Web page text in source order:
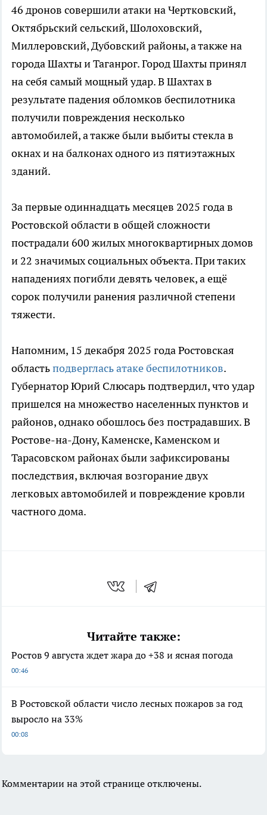
46 дронов совершили атаки на Чертковский,
Октябрьский сельский, Шолоховский,
Миллеровский, Дубовский районы, а также на
города Шахты и Таганрог. Город Шахты принял
на себя самый мощный удар. В Шахтах в
результате падения обломков беспилотника
получили повреждения несколько
автомобилей, а также были выбиты стекла в
окнах и на балконах одного из пятиэтажных
зданий.
За первые одиннадцать месяцев 2025 года в
Ростовской области в общей сложности
пострадали 600 жилых многоквартирных домов
и 22 значимых социальных объекта. При таких
нападениях погибли девять человек, а ещё
сорок получили ранения различной степени
тяжести.
Напомним, 15 декабря 2025 года Ростовская
областьподверглась атаке беспилотников.
Губернатор Юрий Слюсарь подтвердил, что удар
пришелся на множество населенных пунктов и
районов, однако обошлось без пострадавших. В
Ростове-на-Дону, Каменске, Каменском и
Тарасовском районах были зафиксированы
последствия, включая возгорание двух
легковых автомобилей и повреждение кровли
частного дома.
Читайте также:
Ростов 9 августа ждет жара до +38 и ясная погода
00:46
В Ростовской области число лесных пожаров за год
выросло на 33%
00:08
Комментарии на этой странице отключены.